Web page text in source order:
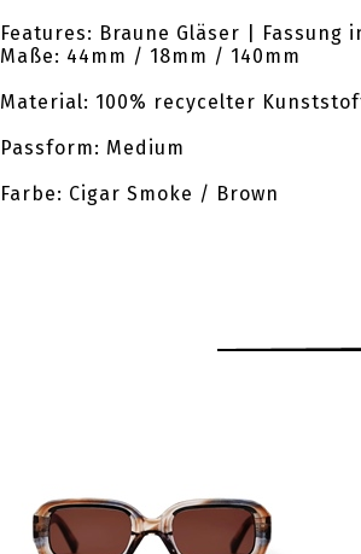
Features: Braune Gläser | Fassung
Maße: 44mm / 18mm / 140mm
Material: 100% recycelter
Passform: Medium
Farbe: Cigar Smoke / Brown